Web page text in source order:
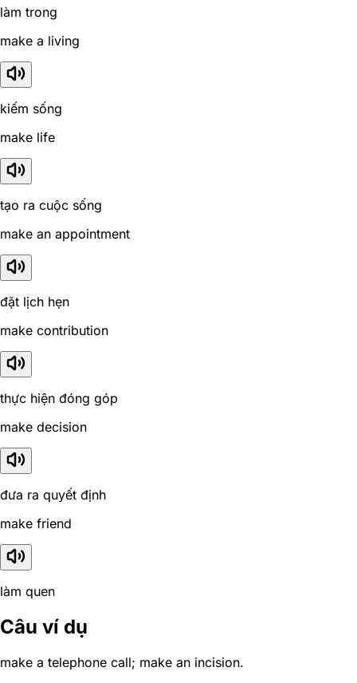
làm trong
make a living
kiếm sống
make life
tạo ra cuộc sống
make an appointment
đặt lịch hẹn
make contribution
thực hiện đóng góp
make decision
đưa ra quyết định
make friend
làm quen
Câu ví dụ
make a telephone call; make an incision.